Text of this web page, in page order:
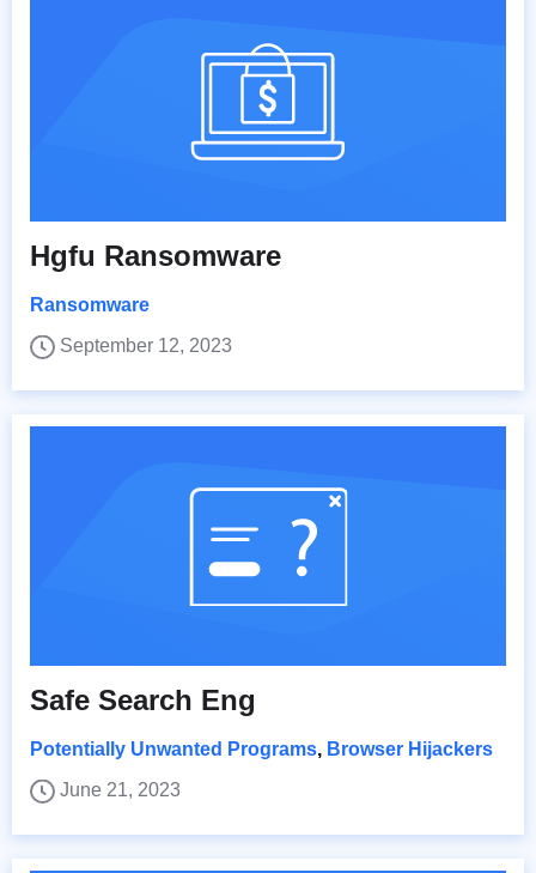
Hgfu Ransomware
Ransomware
September 12, 2023
Safe Search Eng
Potentially Unwanted Programs, Browser Hijackers
June 21, 2023